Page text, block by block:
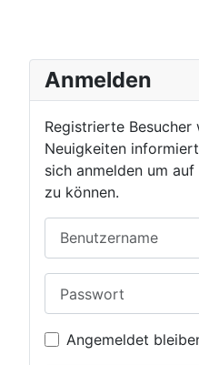
Anmelden
Registrierte Besucher
Neuigkeiten
sich anmelden um
zu können.
Angemeldet